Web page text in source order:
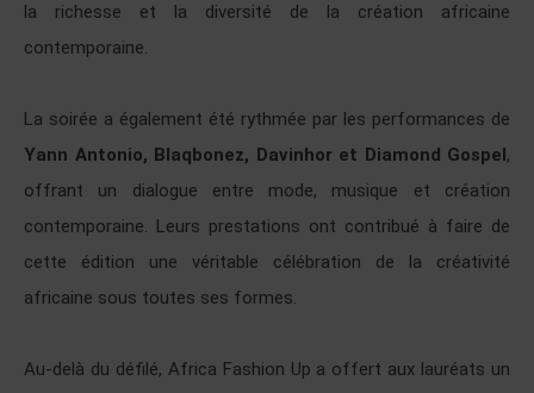
la richesse et la diversité de la création africaine
contemporaine.
La soirée a également été rythmée par les performances de
Yann Antonio, Blaqbonez, Davinhor et Diamond Gospel,
offrant un dialogue entre mode, musique et création
contemporaine. Leurs prestations ont contribué à faire de
cette édition une véritable célébration de la créativité
africaine sous toutes ses formes.
Au-delà du défilé, Africa Fashion Up a offert aux lauréats un